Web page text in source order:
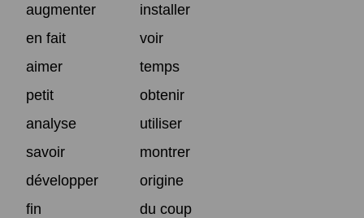
augmenter
installer
en fait
voir
aimer
temps
petit
obtenir
analyse
utiliser
savoir
montrer
développer
origine
fin
du coup